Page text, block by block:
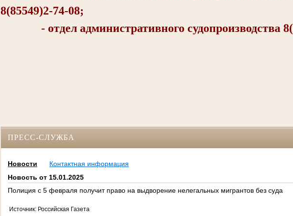
8(85549)2-74-08;
- отдел административного судопроизводства
ПРЕСС-СЛУЖБА
Новости
Контактная информация
Новость от 15.01.2025
Полиция с 5 февраля получит право на выдворение нелегальных мигрантов без суда
Источник: Российская Газета